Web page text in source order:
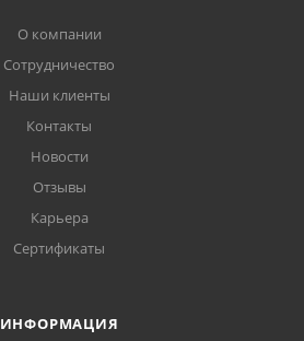
О компании
Сотрудничество
Наши клиенты
Контакты
Новости
Отзывы
Карьера
Сертификаты
ИНФОРМАЦИЯ